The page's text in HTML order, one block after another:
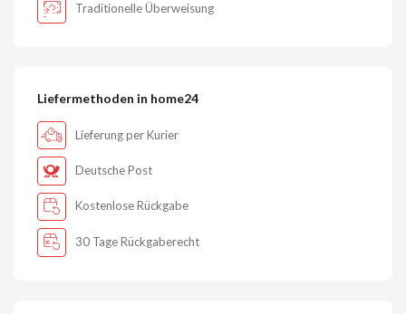
Traditionelle Überweisung
Liefermethoden in home24
Lieferung per Kurier
Deutsche Post
Kostenlose Rückgabe
30 Tage Rückgaberecht